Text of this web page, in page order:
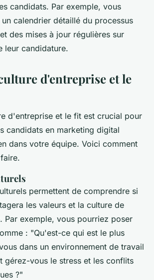
candidats. Par exemple, vous
calendrier détaillé du processus
des mises à jour régulières sur
leur candidature.
d'entreprise et le
d'entreprise et le fit est crucial pour
candidats en marketing digital
dans votre équipe. Voici comment
permettent de comprendre si
les valeurs et la culture de
Par exemple, vous pourriez poser
: "Qu'est-ce qui est le plus
dans un environnement de travail
gérez-vous le stress et les conflits
?"